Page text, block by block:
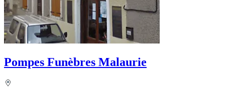
Pompes Funèbres Malaurie